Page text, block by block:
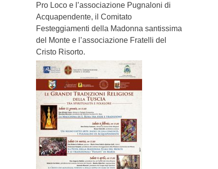
Pro Loco e l’associazione Pugnaloni di
Acquapendente, il Comitato
Festeggiamenti della Madonna santissima
del Monte e l’associazione Fratelli del
Cristo Risorto.